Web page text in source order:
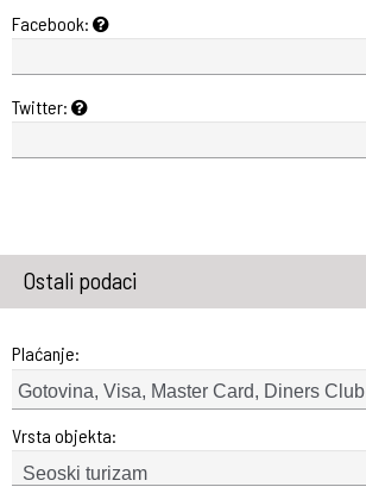
Facebook:
Twitter:
Ostali podaci
Plaćanje:
Gotovina, Visa, Master Card, Diners Club
Vrsta objekta: